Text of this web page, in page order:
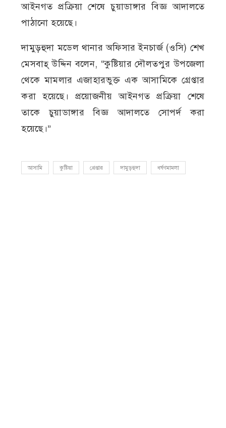
আইনগত প্রক্রিয়া শেষে চুয়াডাঙ্গার বিজ্ঞ আদালতে
পাঠানো হয়েছে।
দামুড়হুদা মডেল থানার অফিসার ইনচার্জ (ওসি) শেখ
মেসবাহ্ উদ্দিন বলেন, “কুষ্টিয়ার দৌলতপুর উপজেলা
থেকে মামলার এজাহারভুক্ত এক আসামিকে গ্রেপ্তার
করা হয়েছে। প্রয়োজনীয় আইনগত প্রক্রিয়া শেষে
তাকে চুয়াডাঙ্গার বিজ্ঞ আদালতে সোপর্দ করা
হয়েছে।”
আসামি কুষ্টিয়া গ্রেপ্তার দামুড়হুদা ধর্ষণমামলা